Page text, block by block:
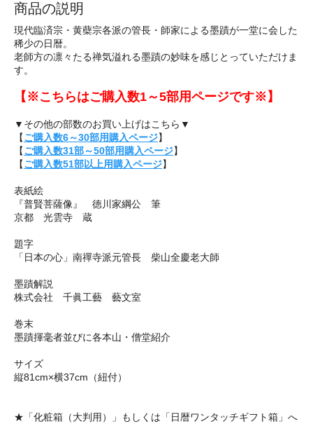
商品の説明
現代臨済宗・黄蘗宗各派の管長・師家による墨蹟が一堂に会した
稀少の日暦。
老師方の凛々たる禅気溢れる墨蹟の妙味を感じとっていただけま
す。
【※こちらはご購入数1～5部用ページです※】
▼その他の部数のお買い上げはこちら▼
【ご購入数6～30部用購入ページ】
【ご購入数31部～50部用購入ページ】
【ご購入数51部以上用購入ページ】
表紙絵
『普賢菩薩像』 徳川家綱公 筆
京都 光雲寺 蔵
題字
「日本の心」南禪寺派元管長 柴山全慶老大師
墨蹟解説
株式会社 千眞工藝 藝文室
巻末
墨蹟揮毫者並びに各本山・僧堂紹介
サイズ
縦81cm×横37cm（紐付）
★「化粧箱（大判用）」もしくは「日暦ワンタッチギフト箱」へ